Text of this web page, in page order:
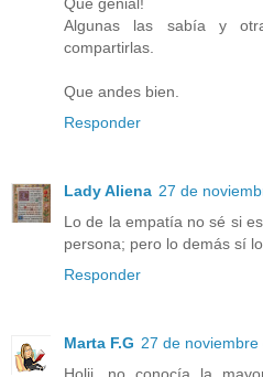
Algunas las sabía y
compartirlas.
Que andes bien.
Responder
Lady Aliena 27 de
Lo de la empatía no sé si
persona; pero lo demás sí
Responder
Marta F.G 27 de